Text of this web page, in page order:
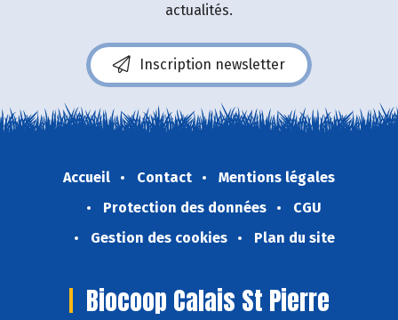
actualités.
Inscription newsletter
Accueil Contact
Mentions légales
Protection des données
CGU
Gestion des cookies
Plan du site
Biocoop Calais St Pierre